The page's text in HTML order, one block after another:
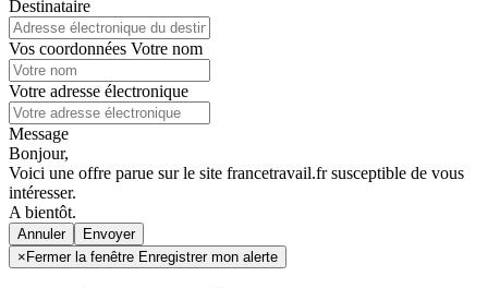
Destinataire
Vos coordonnées Votre nom
Votre adresse électronique
Message
Bonjour,
Voici une offre parue sur le site francetravail.fr susceptible de vous
intéresser.
A bientôt.
Annuler
×Fermer la fenêtre Enregistrer mon alerte